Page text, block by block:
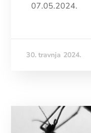
07.05.2024.
30. travnja 2024.